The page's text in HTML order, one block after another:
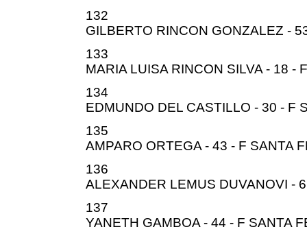
132
GILBERTO RINCON GONZALEZ -
133
MARIA LUISA RINCON SILVA - 18 -
134
EDMUNDO DEL CASTILLO - 30 - F
135
AMPARO ORTEGA - 43 - F SANTA
136
ALEXANDER LEMUS DUVANOVI -
137
YANETH GAMBOA - 44 - F SANTA